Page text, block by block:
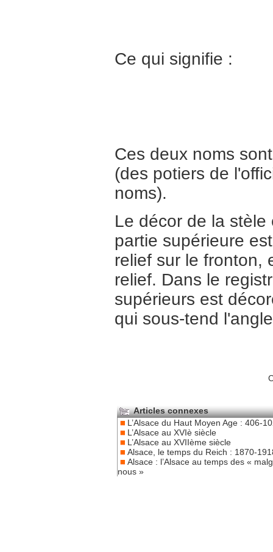
Ce qui signifie :
Ces deux noms
(des potiers de
noms).
Le décor de la
partie supérieure
relief sur le fronton,
relief. Dans le
supérieurs est
qui sous-tend
Articles connexes
L’Alsace du Haut Moyen Age : 406-
L’Alsace au XVIè siècle
L’Alsace au XVIIème siècle
Alsace, le temps du Reich : 1870-
Alsace : l’Alsace au temps des «
nous »